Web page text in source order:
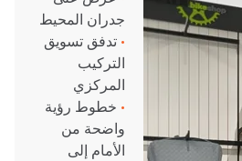
جدران المحيط
• تدفق تسويق
التركيب
المركزي
• خطوط رؤية
واضحة من
الأمام إلى